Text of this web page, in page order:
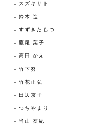
スズキサト
鈴木 進
すずきたもつ
鷹尾 葉子
高田 かえ
竹下努
竹花正弘
田辺京子
つちやまり
当山 友紀